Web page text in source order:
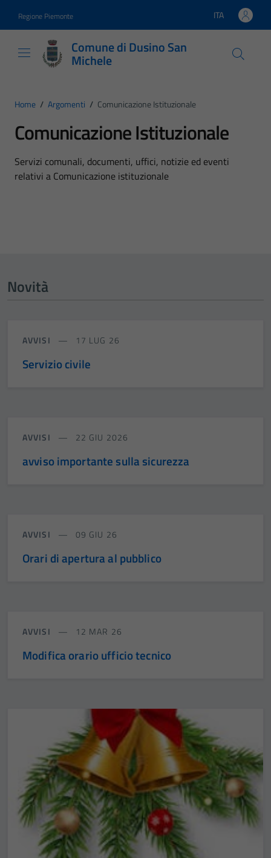
Regione Piemonte Lingua attiva:
ITA
Comune di Dusino San
Michele
Home / Argomenti / Comunicazione Istituzionale
Comunicazione Istituzionale
Dettagli dell'argomento
Servizi comunali, documenti, uffici, notizie ed eventi
relativi a Comunicazione istituzionale
Novità
AVVISI 17 LUG 26
Servizio civile
AVVISI 22 GIU 2026
avviso importante sulla sicurezza
AVVISI 09 GIU 26
Orari di apertura al pubblico
AVVISI 12 MAR 26
Modifica orario ufficio tecnico